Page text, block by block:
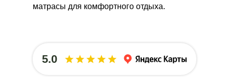
матрасы для комфортного отдыха.
5.0